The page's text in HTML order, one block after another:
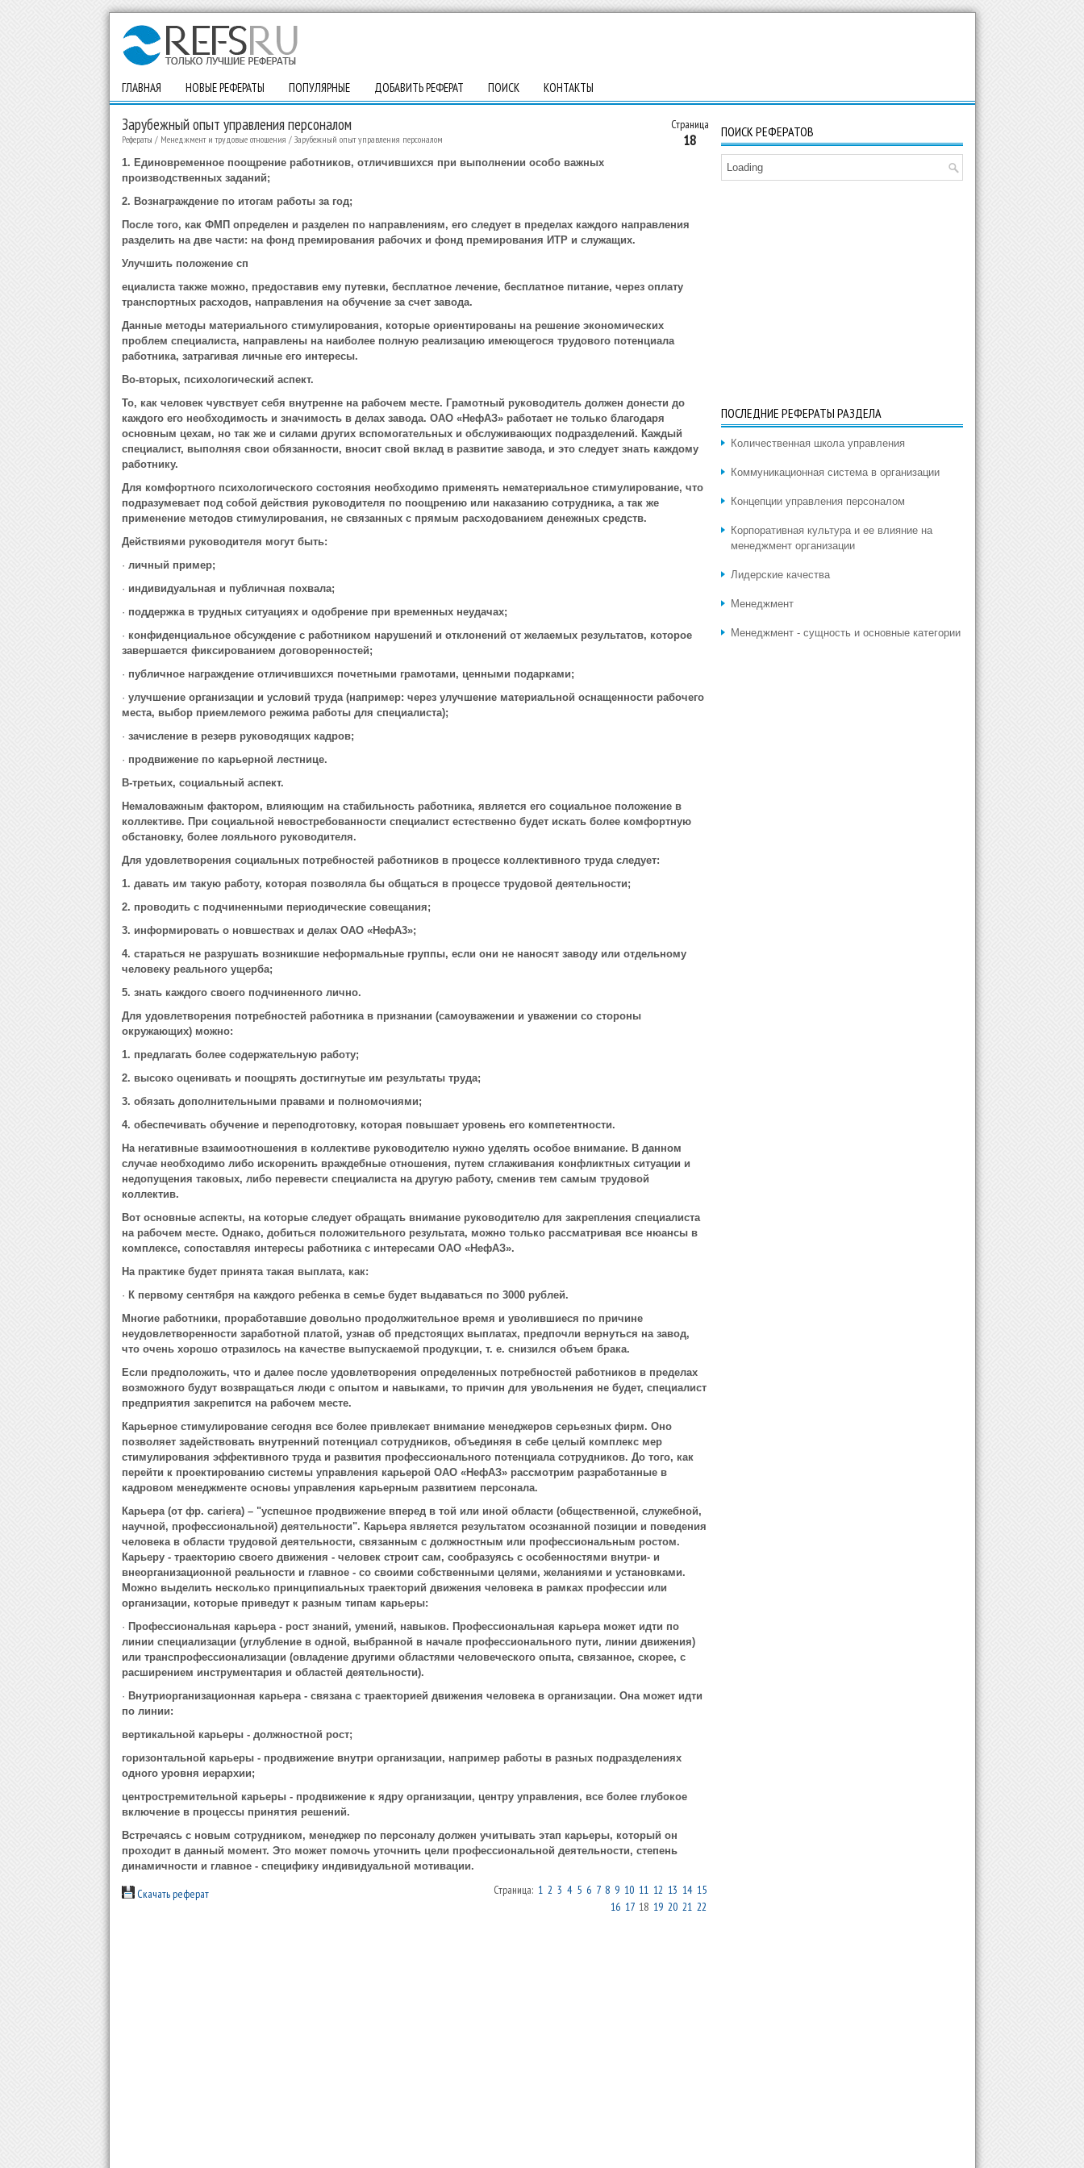
ГЛАВНАЯ НОВЫЕ РЕФЕРАТЫ ПОПУЛЯРНЫЕ ДОБАВИТЬ РЕФЕРАТ ПОИСК КОНТАКТЫ
Страница
18
Зарубежный опыт управления персоналом
Рефераты / Менеджмент и трудовые отношения / Зарубежный опыт управления персоналом
1. Единовременное поощрение работников, отличившихся при выполнении особо важных
производственных заданий;
2. Вознаграждение по итогам работы за год;
После того, как ФМП определен и разделен по направлениям, его следует в пределах каждого направления
разделить на две части: на фонд премирования рабочих и фонд премирования ИТР и служащих.
Улучшить положение сп
ециалиста также можно, предоставив ему путевки, бесплатное лечение, бесплатное питание, через оплату
транспортных расходов, направления на обучение за счет завода.
Данные методы материального стимулирования, которые ориентированы на решение экономических
проблем специалиста, направлены на наиболее полную реализацию имеющегося трудового потенциала
работника, затрагивая личные его интересы.
Во-вторых, психологический аспект.
То, как человек чувствует себя внутренне на рабочем месте. Грамотный руководитель должен донести до
каждого его необходимость и значимость в делах завода. ОАО «НефАЗ» работает не только благодаря
основным цехам, но так же и силами других вспомогательных и обслуживающих подразделений. Каждый
специалист, выполняя свои обязанности, вносит свой вклад в развитие завода, и это следует знать каждому
работнику.
Для комфортного психологического состояния необходимо применять нематериальное стимулирование, что
подразумевает под собой действия руководителя по поощрению или наказанию сотрудника, а так же
применение методов стимулирования, не связанных с прямым расходованием денежных средств.
Действиями руководителя могут быть:
· личный пример;
· индивидуальная и публичная похвала;
· поддержка в трудных ситуациях и одобрение при временных неудачах;
· конфиденциальное обсуждение с работником нарушений и отклонений от желаемых результатов, которое
завершается фиксированием договоренностей;
· публичное награждение отличившихся почетными грамотами, ценными подарками;
· улучшение организации и условий труда (например: через улучшение материальной оснащенности рабочего
места, выбор приемлемого режима работы для специалиста);
· зачисление в резерв руководящих кадров;
· продвижение по карьерной лестнице.
В-третьих, социальный аспект.
Немаловажным фактором, влияющим на стабильность работника, является его социальное положение в
коллективе. При социальной невостребованности специалист естественно будет искать более комфортную
обстановку, более лояльного руководителя.
Для удовлетворения социальных потребностей работников в процессе коллективного труда следует:
1. давать им такую работу, которая позволяла бы общаться в процессе трудовой деятельности;
2. проводить с подчиненными периодические совещания;
3. информировать о новшествах и делах ОАО «НефA3»;
4. стараться не разрушать возникшие неформальные группы, если они не наносят заводу или отдельному
человеку реального ущерба;
5. знать каждого своего подчиненного лично.
Для удовлетворения потребностей работника в признании (самоуважении и уважении со стороны
окружающих) можно:
1. предлагать более содержательную работу;
2. высоко оценивать и поощрять достигнутые им результаты труда;
3. обязать дополнительными правами и полномочиями;
4. обеспечивать обучение и переподготовку, которая повышает уровень его компетентности.
На негативные взаимоотношения в коллективе руководителю нужно уделять особое внимание. В данном
случае необходимо либо искоренить враждебные отношения, путем сглаживания конфликтных ситуации и
недопущения таковых, либо перевести специалиста на другую работу, сменив тем самым трудовой
коллектив.
Вот основные аспекты, на которые следует обращать внимание руководителю для закрепления специалиста
на рабочем месте. Однако, добиться положительного результата, можно только рассматривая все нюансы в
комплексе, сопоставляя интересы работника с интересами ОАО «НефАЗ».
На практике будет принята такая выплата, как:
· К первому сентября на каждого ребенка в семье будет выдаваться по 3000 рублей.
Многие работники, проработавшие довольно продолжительное время и уволившиеся по причине
неудовлетворенности заработной платой, узнав об предстоящих выплатах, предпочли вернуться на завод,
что очень хорошо отразилось на качестве выпускаемой продукции, т. е. снизился объем брака.
Если предположить, что и далее после удовлетворения определенных потребностей работников в пределах
возможного будут возвращаться люди с опытом и навыками, то причин для увольнения не будет, специалист
предприятия закрепится на рабочем месте.
Карьерное стимулирование сегодня все более привлекает внимание менеджеров серьезных фирм. Оно
позволяет задействовать внутренний потенциал сотрудников, объединяя в себе целый комплекс мер
стимулирования эффективного труда и развития профессионального потенциала сотрудников. До того, как
перейти к проектированию системы управления карьерой ОАО «НефАЗ» рассмотрим разработанные в
кадровом менеджменте основы управления карьерным развитием персонала.
Карьера (от фр. сariera) – "успешное продвижение вперед в той или иной области (общественной, служебной,
научной, профессиональной) деятельности". Карьера является результатом осознанной позиции и поведения
человека в области трудовой деятельности, связанным с должностным или профессиональным ростом.
Карьеру - траекторию своего движения - человек строит сам, сообразуясь с особенностями внутри- и
внеорганизационной реальности и главное - со своими собственными целями, желаниями и установками.
Можно выделить несколько принципиальных траекторий движения человека в рамках профессии или
организации, которые приведут к разным типам карьеры:
· Профессиональная карьера - рост знаний, умений, навыков. Профессиональная карьера может идти по
линии специализации (углубление в одной, выбранной в начале профессионального пути, линии движения)
или транспрофессионализации (овладение другими областями человеческого опыта, связанное, скорее, с
расширением инструментария и областей деятельности).
· Внутриорганизационная карьера - связана с траекторией движения человека в организации. Она может идти
по линии:
вертикальной карьеры - должностной рост;
горизонтальной карьеры - продвижение внутри организации, например работы в разных подразделениях
одного уровня иерархии;
центростремительной карьеры - продвижение к ядру организации, центру управления, все более глубокое
включение в процессы принятия решений.
Встречаясь с новым сотрудником, менеджер по персоналу должен учитывать этап карьеры, который он
проходит в данный момент. Это может помочь уточнить цели профессиональной деятельности, степень
динамичности и главное - специфику индивидуальной мотивации.
Скачать реферат Страница: 1 2 3 4 5 6 7 8 9 10 11 12 13 14 15
16 1718 19 20 21 22
ПОИСК РЕФЕРАТОВ
Loading
ПОСЛЕДНИЕ РЕФЕРАТЫ РАЗДЕЛА
Количественная школа управления
Коммуникационная система в организации
Концепции управления персоналом
Корпоративная культура и ее влияние на
менеджмент организации
Лидерские качества
Менеджмент
Менеджмент - сущность и основные категории